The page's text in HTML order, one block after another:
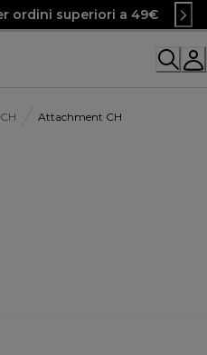
ordini superiori a 49€
Attachment CH